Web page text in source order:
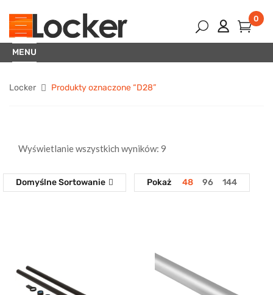
0
MENU
Locker Produkty oznaczone “D28”
Wyświetlanie wszystkich wyników: 9
Domyślne Sortowanie Pokaż 48 96 144